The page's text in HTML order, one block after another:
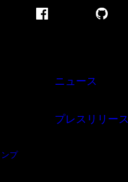
プ
ニュース
プレスリリース